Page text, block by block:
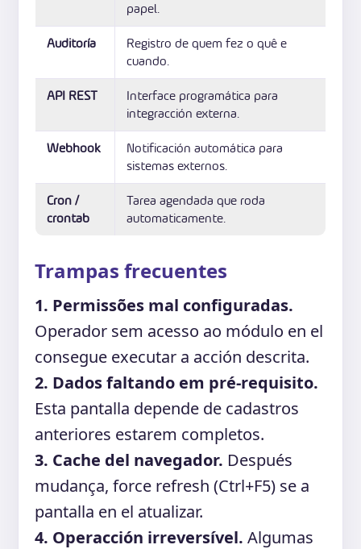
papel.
Auditoría
Registro de quem fez o quê e
cuando.
API REST
Interface programática para
integracción externa.
Webhook
Notificación automática para
sistemas externos.
Cron /
crontab
Tarea agendada que roda
automaticamente.
Trampas frecuentes
1. Permissões mal configuradas.
Operador sem acesso ao módulo en el
consegue executar a acción descrita.
2. Dados faltando em pré-requisito.
Esta pantalla depende de cadastros
anteriores estarem completos.
3. Cache del navegador. Después
mudança, force refresh (Ctrl+F5) se a
pantalla en el atualizar.
4. Operacción irreversível. Algumas